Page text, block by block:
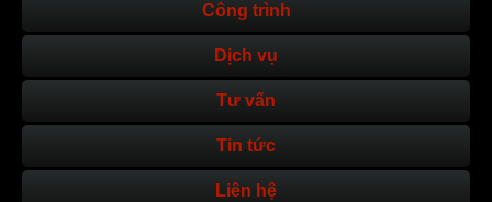
Công trình
Dịch vụ
Tư vấn
Tin tức
Liên hệ